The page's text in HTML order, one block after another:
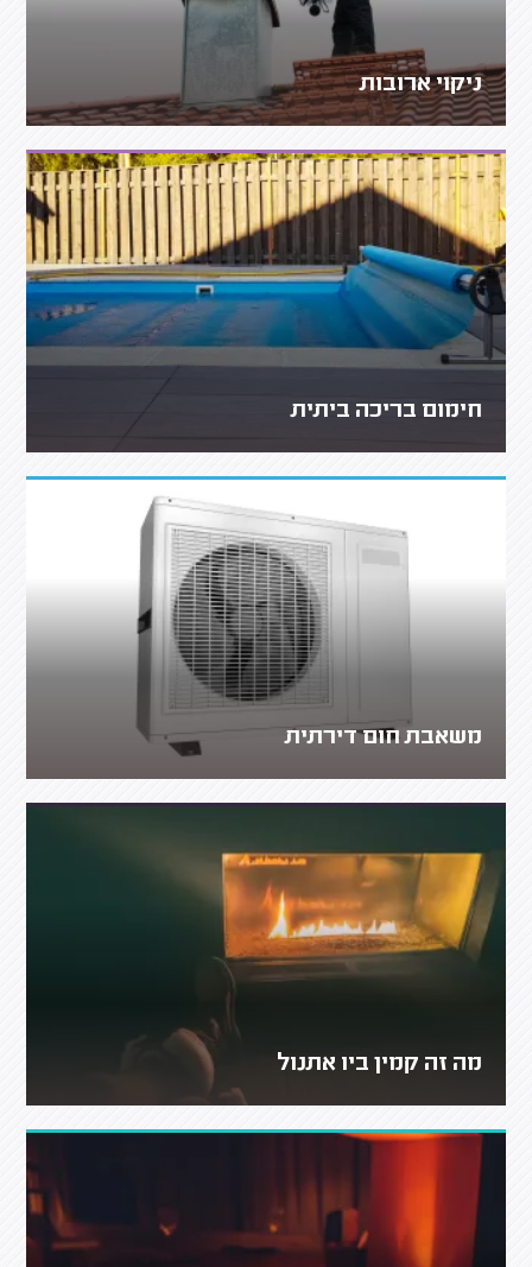
ניקוי ארובות
חימום בריכה ביתית
משאבת חום דירתית
מה זה קמין ביו אתנול